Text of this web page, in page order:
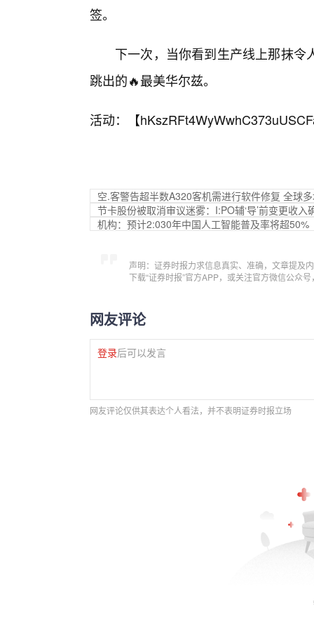
签。
下一次，当你看到生产线上那抹
跳出的🔥最美华尔兹。
活动：【
空.客警告超半数A320客机需进行软件修复 全球
节卡股份被取消审议迷雾：I:PO辅‘导’前变更收
机构：预计2:030年中国人工智能普及率将超50%
声明：证券时报力求信息真实、准确，文章提及
下载“证券时报”官方APP，或关注官方微信公众
网友评论
登录后可以发言
网友评论仅供其表达个人看法，并不表明证券时报立场